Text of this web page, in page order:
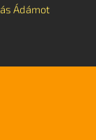
Ádámot